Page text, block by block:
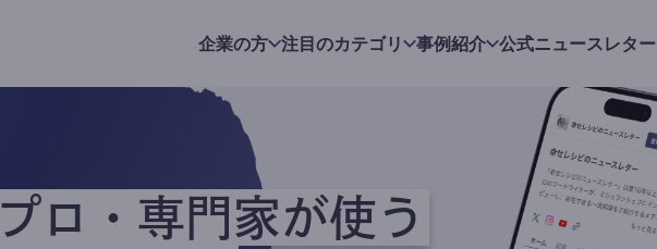
企業の方 注目のカテゴリ 事例紹介 公式ニュースレター
プロ・専門家が使う